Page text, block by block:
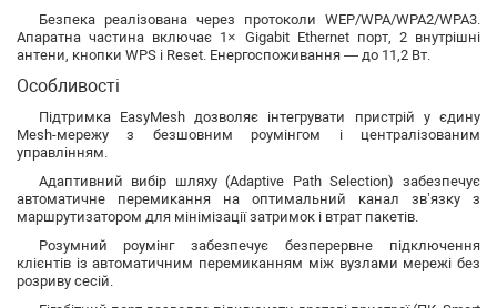
Безпека реалізована через протоколи WEP/WPA/WPA2/WPA3.
Апаратна частина включає 1× Gigabit Ethernet порт, 2 внутрішні
антени, кнопки WPS і Reset. Енергоспоживання — до 11,2 Вт.
Особливості
Підтримка EasyMesh дозволяє інтегрувати пристрій у єдину
Mesh-мережу з безшовним роумінгом і централізованим
управлінням.
Адаптивний вибір шляху (Adaptive Path Selection) забезпечує
автоматичне перемикання на оптимальний канал зв’язку з
маршрутизатором для мінімізації затримок і втрат пакетів.
Розумний роумінг забезпечує безперервне підключення
клієнтів із автоматичним перемиканням між вузлами мережі без
розриву сесій.